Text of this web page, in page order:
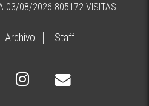
DÍA 03/08/2026 805172 VISITAS.
Archivo Staff